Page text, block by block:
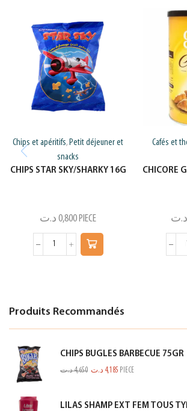
Chips et apéritifs, Petit déjeuner et
snacks
CHIPS STAR SKY/SHARKY 16G
0,800 د.ت PIECE
Cafés et
CHICORE
د.ت
Produits Recommandés
CHIPS BUGLES BARBECUE 75GR
4,650د.ت 4,185 د.ت PIECE